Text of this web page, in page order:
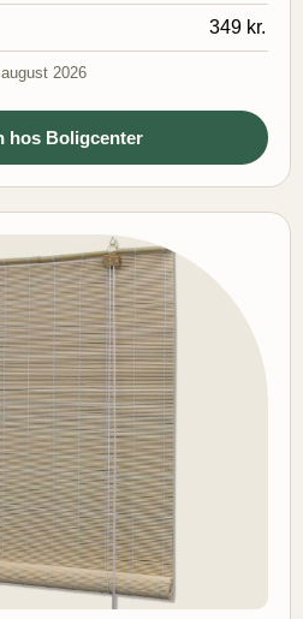
349 kr.
2026
hos Boligcenter